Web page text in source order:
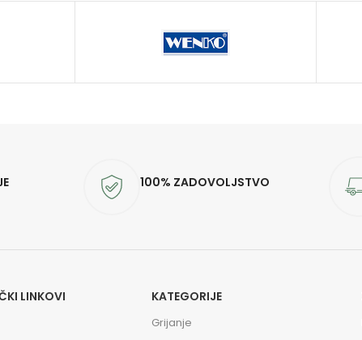
100% ZADOVOLJSTVO
LINKOVI KATEGORIJE
Grijanje